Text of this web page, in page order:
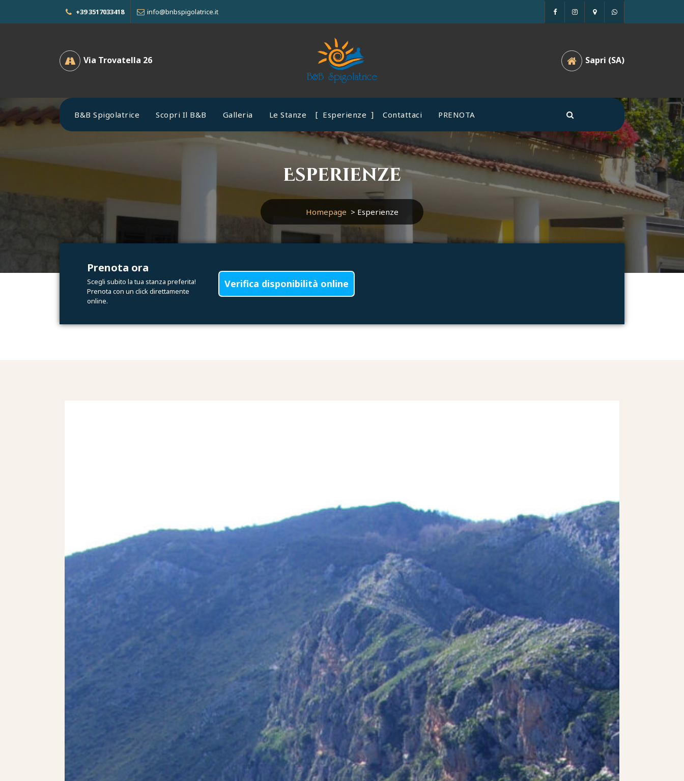
+39 3517033418 info@bnbspigolatrice.it
Via Trovatella 26 Sapri (SA)
B&B Spigolatrice Scopri Il B&B Galleria Le Stanze Esperienze Contattaci PRENOTA
Esperienze
Homepage > Esperienze
Prenota ora
Scegli subito la tua stanza preferita!
Prenota con un click direttamente
online.
Verifica disponibilità online